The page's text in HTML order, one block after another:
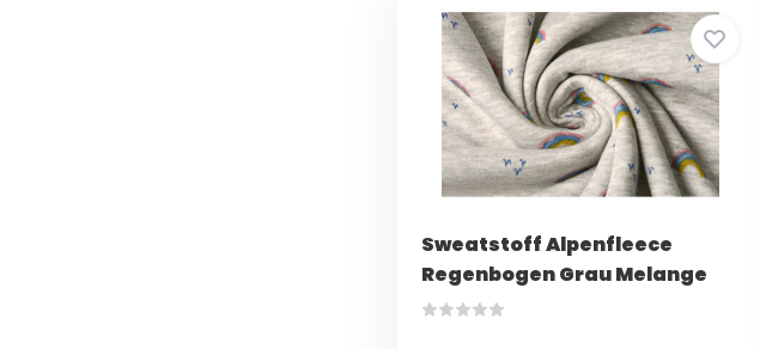
Sweatstoff Alpenfleece
Regenbogen Grau Melange